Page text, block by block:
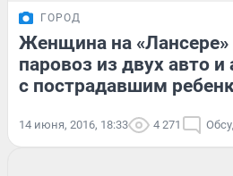
ГОРОД
Женщина на «Лансере»
паровоз из двух авто
с пострадавшим
14 июня, 2016, 18:33 4 271